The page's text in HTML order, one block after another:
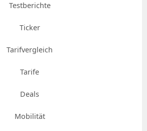
Testberichte
Ticker
Tarifvergleich
Tarife
Deals
Mobilität